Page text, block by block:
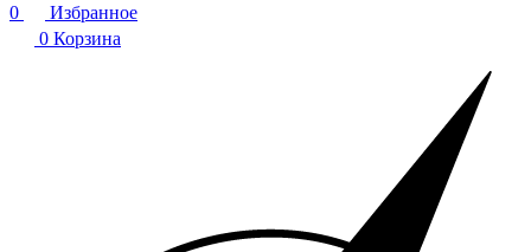
0
Избранное
0 Корзина